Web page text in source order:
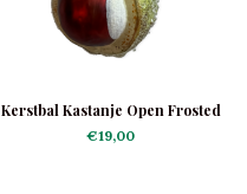
Kerstbal Kastanje Open Frosted
€19,00